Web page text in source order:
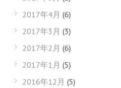
2017年4月 (6)
2017年3月 (3)
2017年2月 (6)
2017年1月 (5)
2016年12月 (5)